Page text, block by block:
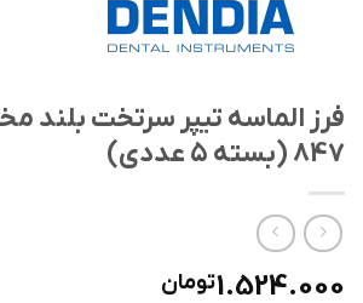
فرز الماسه تیپر سرتخت بلند
847 (بسته ۵ عددی)
1.524.000تومان